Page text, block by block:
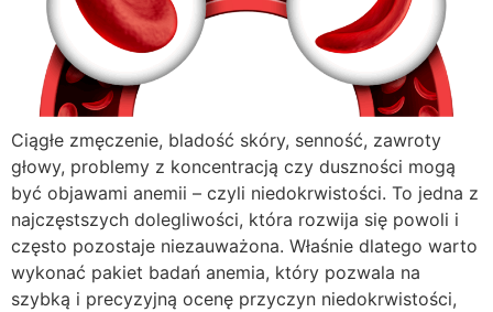
Ciągłe zmęczenie, bladość skóry, senność, zawroty
głowy, problemy z koncentracją czy duszności mogą
być objawami anemii – czyli niedokrwistości. To jedna z
najczęstszych dolegliwości, która rozwija się powoli i
często pozostaje niezauważona. Właśnie dlatego warto
wykonać pakiet badań anemia, który pozwala na
szybką i precyzyjną ocenę przyczyn niedokrwistości,